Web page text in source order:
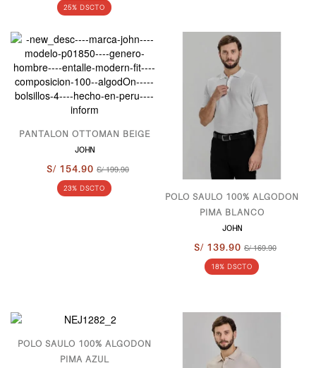
25% DSCTO
PANTALON OTTOMAN BEIGE
JOHN
S/ 154.90 S/ 199.90
23% DSCTO
POLO SAULO 100% ALGODON
PIMA BLANCO
JOHN
S/ 139.90 S/ 169.90
18% DSCTO
POLO SAULO 100% ALGODON
PIMA AZUL